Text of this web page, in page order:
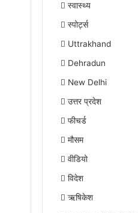
स्वास्थ्य
स्पोर्ट्स
Uttrakhand
Dehradun
New Delhi
उत्तर प्रदेश
फीचर्ड
मौसम
वीडियो
विदेश
ऋषिकेश